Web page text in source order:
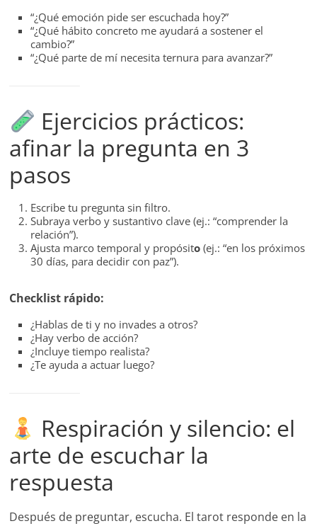
“¿Qué emoción pide ser escuchada hoy?”
“¿Qué hábito concreto me ayudará a sostener el
cambio?”
“¿Qué parte de mí necesita ternura para avanzar?”
Ejercicios prácticos:
afinar la pregunta en 3
pasos
Escribe tu pregunta sin filtro.
Subraya verbo y sustantivo clave (ej.: “comprender la
relación”).
Ajusta marco temporal y propósito (ej.: “en los próximos
30 días, para decidir con paz”).
Checklist rápido:
¿Hablas de ti y no invades a otros?
¿Hay verbo de acción?
¿Incluye tiempo realista?
¿Te ayuda a actuar luego?
Respiración y silencio: el
arte de escuchar la
respuesta
Después de preguntar, escucha. El tarot responde en la